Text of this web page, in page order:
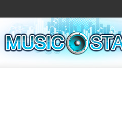
ข่าวด่วน
ละคร